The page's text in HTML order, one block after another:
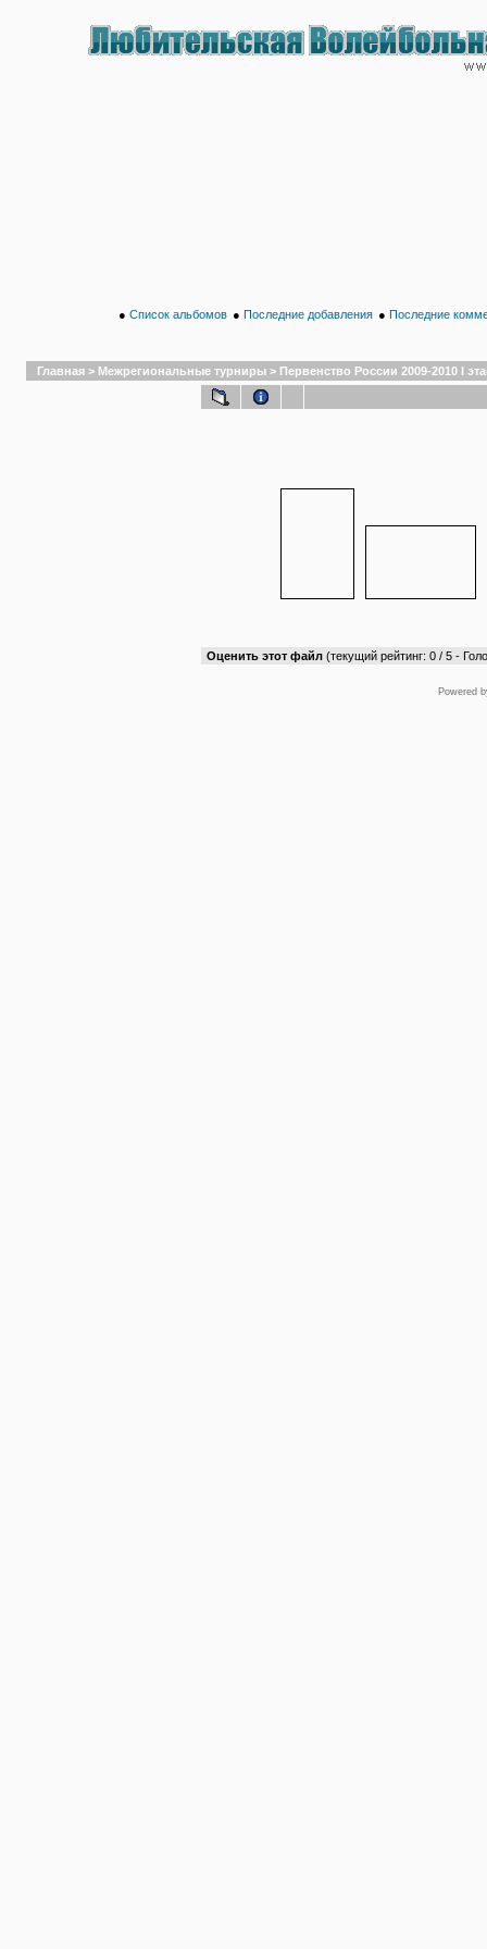
● Список альбомов ● Последние добавления ● Последние
Главная > Межрегиональные турниры > Первенство России 2009-2010 I
Оценить этот файл (текущий рейтинг: 0 / 5 -
Powered